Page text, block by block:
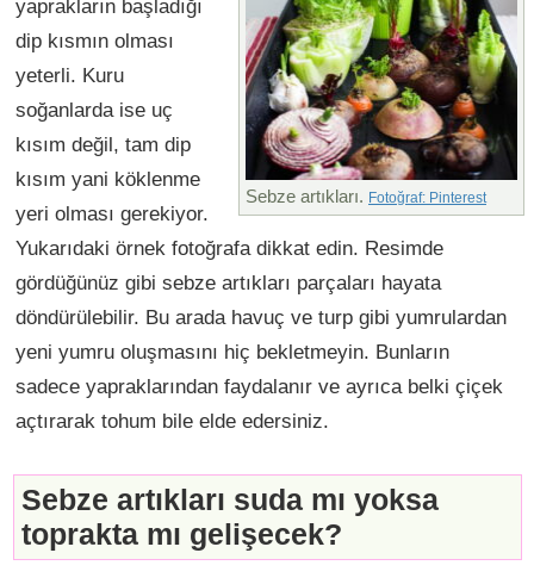
Sebze artıkları. Fotoğraf: Pinterest
yaprakların başladığı
dip kısmın olması
yeterli. Kuru
soğanlarda ise uç
kısım değil, tam dip
kısım yani köklenme
yeri olması gerekiyor.
Yukarıdaki örnek fotoğrafa dikkat edin. Resimde
gördüğünüz gibi sebze artıkları parçaları hayata
döndürülebilir. Bu arada havuç ve turp gibi yumrulardan
yeni yumru oluşmasını hiç bekletmeyin. Bunların
sadece yapraklarından faydalanır ve ayrıca belki çiçek
açtırarak tohum bile elde edersiniz.
Sebze artıkları suda mı yoksa
toprakta mı gelişecek?